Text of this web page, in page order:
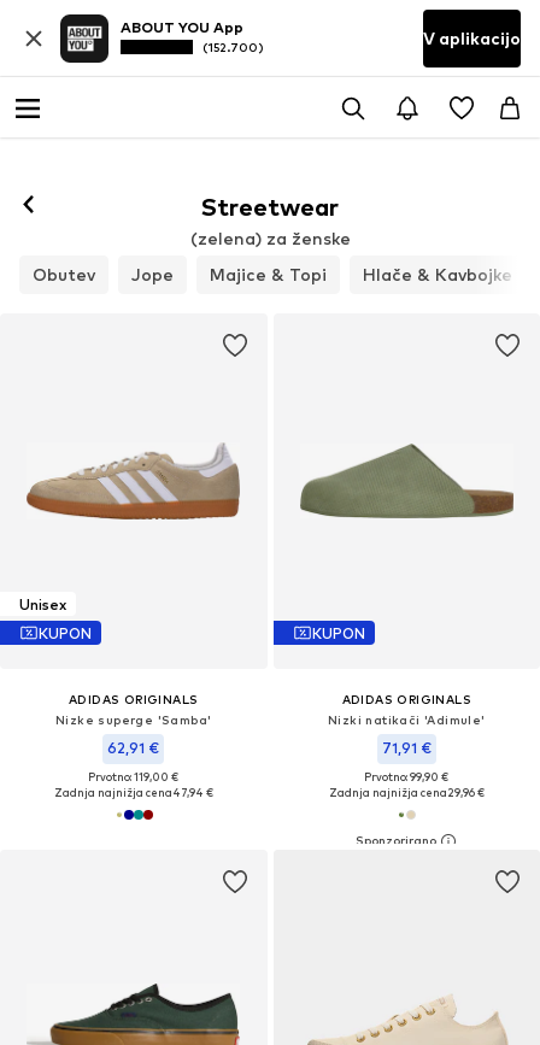
ABOUT YOU App
(152.700) V aplikacijo
Streetwear
(zelena) za ženske
Obutev
Jope Majice & Topi Hlače & Kavbojke
Unisex
KUPON
ADIDAS ORIGINALS
Nizke superge 'Samba'
62,91 €
Prvotno: 119,00 €
Zadnja najnižja cena47,94 €
KUPON
ADIDAS ORIGINALS
Nizki natikači 'Adimule'
71,91 €
Prvotno: 99,90 €
Zadnja najnižja cena29,96 €